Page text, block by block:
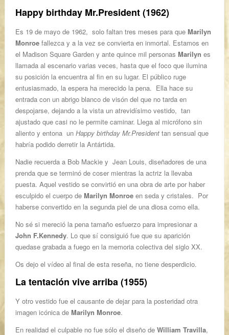
Happy birthday Mr.President (1962)
Es 19 de mayo de 1962, solo faltan tres meses para que Marilyn
Monroe fallezca y a la vez se convierta en inmortal. Estamos en
el Madison Square Garden y ante quince mil personas Marilyn es
llamada al escenario varias veces, hasta que el foco que ilumina
su posición la encuentra al fin en su lugar. El público ruge
entusiasmado, la espera ha merecido la pena. Ella hace su
entrada con un abrigo blanco de visón del que no tarda en
despojarse, dejando a la vista un atrevidísimo vestido, tan
ajustado que casi no le permite caminar. Llega al micrófono sin
aliento y entona un Happy birthday Mr.President tan sensual que
habría podido derretir la Antártida.
Nadie recuerda a Bob Mackie y Jean Louis, diseñadores de una
prenda que se terminó de coser mientras la actriz la llevaba
puesta. Aquel vestido se convirtió en una obra de arte por haber
esculpido el cuerpo de Marilyn Monroe en seda y cristales. Por
haberse convertido en la segunda piel de una diosa como ella.
No sé si mereció la pena tamaño esfuerzo para impresionar a
John F.Kennedy. Lo que sí consiguió fue que su aparición
quedase grabada a fuego en la memoria colectiva del siglo XX.
Os dejo el vídeo al final de esta reseña, no tiene desperdicio.
La tentación vive arriba (1955)
Y otro vestido fue el causante de dejar para la posteridad otra
imagen icónica de Marilyn Monroe.
En realidad el culpable no fue sólo el diseño de William Travilla,